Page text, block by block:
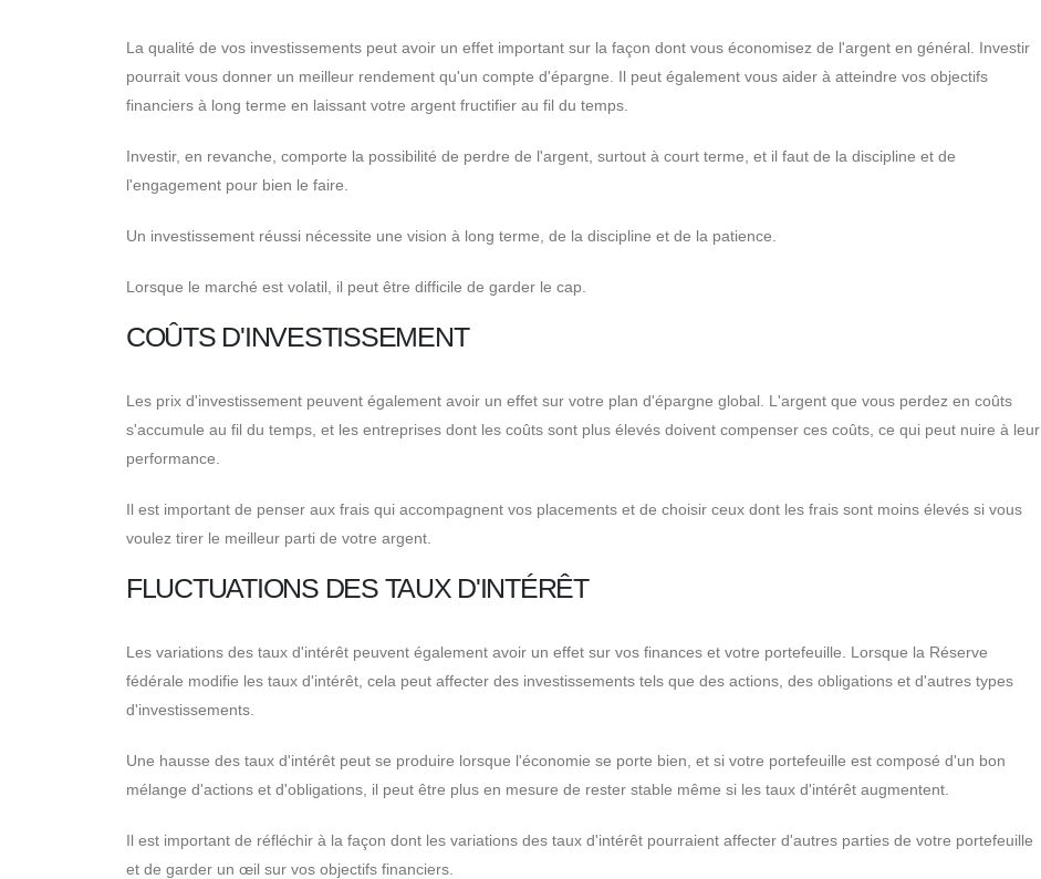
La qualité de vos investissements peut avoir un effet important sur la façon dont vous économisez de l'argent en général. Investir
pourrait vous donner un meilleur rendement qu'un compte d'épargne. Il peut également vous aider à atteindre vos objectifs
financiers à long terme en laissant votre argent fructifier au fil du temps.
Investir, en revanche, comporte la possibilité de perdre de l'argent, surtout à court terme, et il faut de la discipline et de
l'engagement pour bien le faire.
Un investissement réussi nécessite une vision à long terme, de la discipline et de la patience.
Lorsque le marché est volatil, il peut être difficile de garder le cap.
COÛTS D'INVESTISSEMENT
Les prix d'investissement peuvent également avoir un effet sur votre plan d'épargne global. L'argent que vous perdez en coûts
s'accumule au fil du temps, et les entreprises dont les coûts sont plus élevés doivent compenser ces coûts, ce qui peut nuire à leur
performance.
Il est important de penser aux frais qui accompagnent vos placements et de choisir ceux dont les frais sont moins élevés si vous
voulez tirer le meilleur parti de votre argent.
FLUCTUATIONS DES TAUX D'INTÉRÊT
Les variations des taux d'intérêt peuvent également avoir un effet sur vos finances et votre portefeuille. Lorsque la Réserve
fédérale modifie les taux d'intérêt, cela peut affecter des investissements tels que des actions, des obligations et d'autres types
d'investissements.
Une hausse des taux d'intérêt peut se produire lorsque l'économie se porte bien, et si votre portefeuille est composé d'un bon
mélange d'actions et d'obligations, il peut être plus en mesure de rester stable même si les taux d'intérêt augmentent.
Il est important de réfléchir à la façon dont les variations des taux d'intérêt pourraient affecter d'autres parties de votre portefeuille
et de garder un œil sur vos objectifs financiers.